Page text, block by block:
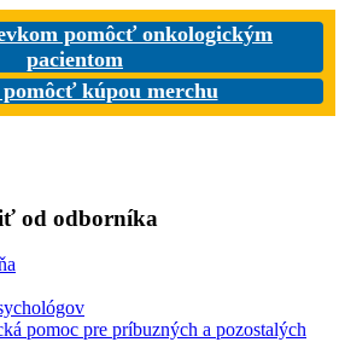
pomôcť onkologickým
pacientom
pomôcť kúpou merchu
od odborníka
pomoc pre príbuzných a pozostalých